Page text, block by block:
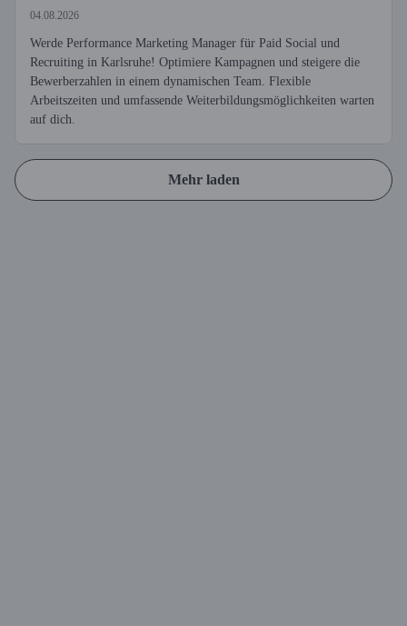
04.08.2026
Werde Performance Marketing Manager für Paid Social und
Recruiting in Karlsruhe! Optimiere Kampagnen und steigere die
Bewerberzahlen in einem dynamischen Team. Flexible
Arbeitszeiten und umfassende Weiterbildungsmöglichkeiten warten
auf dich.
Mehr laden